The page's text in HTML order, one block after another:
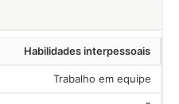
Habilidades interpessoais
Trabalho em equipe